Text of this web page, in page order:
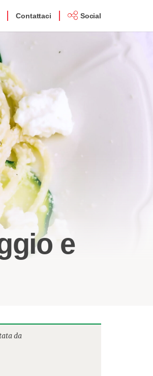
Contattaci Social
e
da